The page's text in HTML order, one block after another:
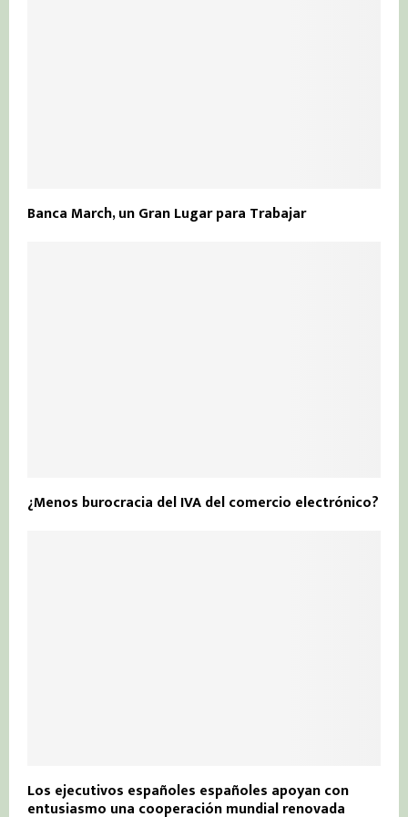
Banca March, un Gran Lugar para Trabajar
¿Menos burocracia del IVA del comercio electrónico?
Los ejecutivos españoles españoles apoyan con
entusiasmo una cooperación mundial renovada